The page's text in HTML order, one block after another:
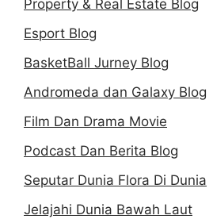
Property & Real Estate Blog
Esport Blog
BasketBall Jurney Blog
Andromeda dan Galaxy Blog
Film Dan Drama Movie
Podcast Dan Berita Blog
Seputar Dunia Flora Di Dunia
Jelajahi Dunia Bawah Laut